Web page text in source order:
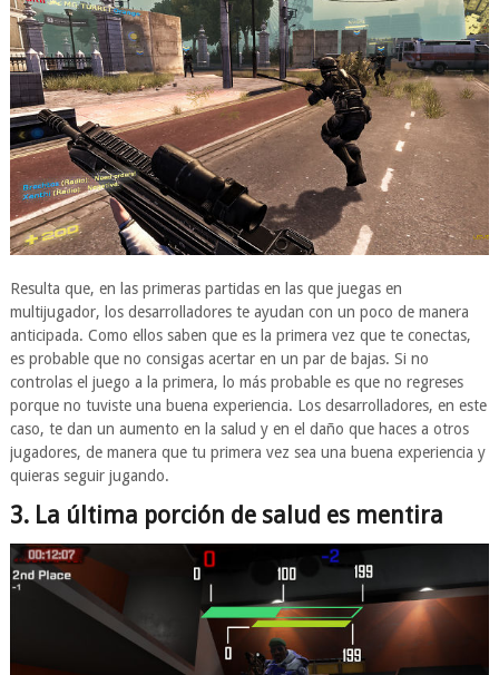
Resulta que, en las primeras partidas en las que juegas en
multijugador, los desarrolladores te ayudan con un poco de manera
anticipada. Como ellos saben que es la primera vez que te conectas,
es probable que no consigas acertar en un par de bajas. Si no
controlas el juego a la primera, lo más probable es que no regreses
porque no tuviste una buena experiencia. Los desarrolladores, en este
caso, te dan un aumento en la salud y en el daño que haces a otros
jugadores, de manera que tu primera vez sea una buena experiencia y
quieras seguir jugando.
3. La última porción de salud es mentira